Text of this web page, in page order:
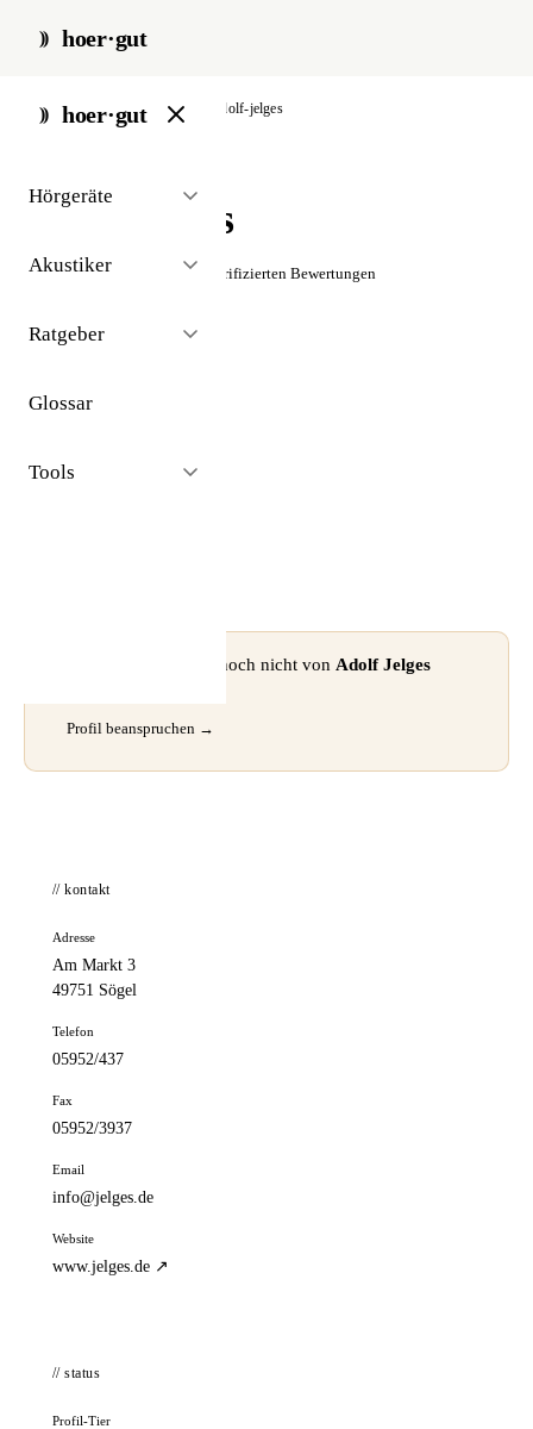
hoer·gut
hoer·gut
Hörgeräte
Akustiker
Ratgeber
Glossar
Tools
start / akustiker / sögel adolf-jelges
Adolf Jelges
☆☆☆☆☆ Noch keine verifizierten Bewertungen
⚠ Dieses Profil wurde noch nicht von Adolf Jelges
Profil beanspruchen →
// kontakt
Adresse
Am Markt 3
49751 Sögel
Telefon
05952/437
Fax
05952/3937
Email
info@jelges.de
Website
www.jelges.de ↗
// status
Profil-Tier